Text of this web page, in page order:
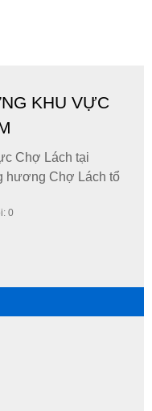
KHU VỰC
Chợ Lách tại
hương Chợ Lách tổ
0